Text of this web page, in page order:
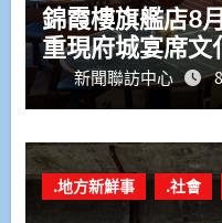
錦霞樓旗艦店8
重現府城宴席文
新聞聯訪中心
.地方新鮮事 .社會